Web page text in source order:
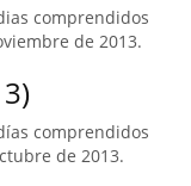
comprendidos
de 2013.
comprendidos
de 2013.